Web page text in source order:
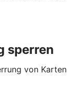
sperren
von Karten